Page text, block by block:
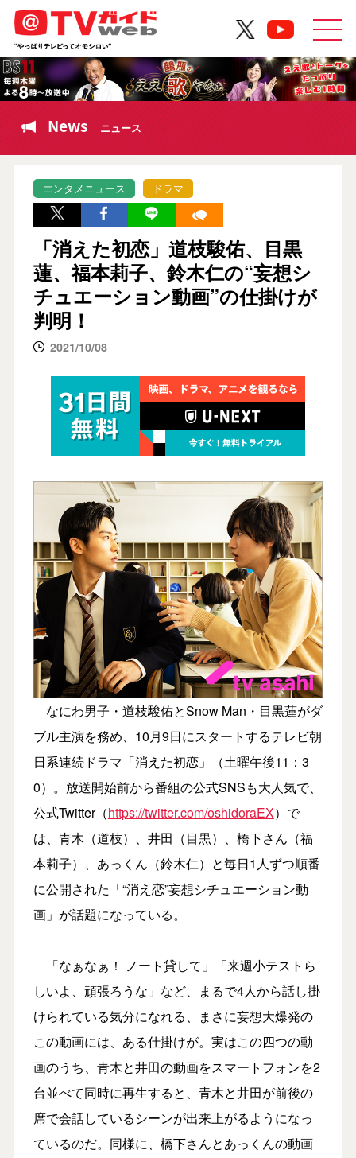
News ニュース
エンタメニュース ドラマ
「消えた初恋」道枝駿佑、目黒
蓮、福本莉子、鈴木仁の“妄想シ
チュエーション動画”の仕掛けが
判明！
2021/10/08
なにわ男子・道枝駿佑とSnow Man・目黒蓮がダ
ブル主演を務め、10月9日にスタートするテレビ朝
日系連続ドラマ「消えた初恋」（土曜午後11：3
0）。放送開始前から番組の公式SNSも大人気で、
公式Twitter（https://twitter.com/oshidoraEX）で
は、青木（道枝）、井田（目黒）、橋下さん（福
本莉子）、あっくん（鈴木仁）と毎日1人ずつ順番
に公開された「“消え恋”妄想シチュエーション動
画」が話題になっている。
「なぁなぁ！ ノート貸して」「来週小テストら
しいよ、頑張ろうな」など、まるで4人から話し掛
けられている気分になれる、まさに妄想大爆発の
この動画には、ある仕掛けが。実はこの四つの動
画のうち、青木と井田の動画をスマートフォンを2
台並べて同時に再生すると、青木と井田が前後の
席で会話しているシーンが出来上がるようになっ
ているのだ。同様に、橋下さんとあっくんの動画